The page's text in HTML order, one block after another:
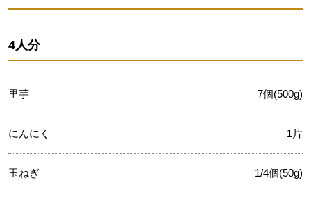
4人分
里芋 7個(500g)
にんにく 1片
玉ねぎ 1/4個(50g)